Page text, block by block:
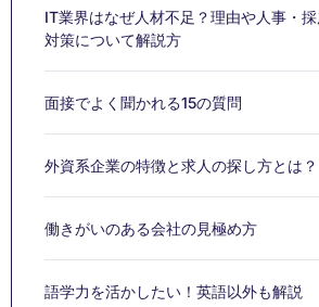
IT業界はなぜ人材不足？理由や人事・
対策について解説方
面接でよく聞かれる15の質問
外資系企業の特徴と求人の探し方とは？
働きがいのある会社の見極め方
語学力を活かしたい！英語以外も解説